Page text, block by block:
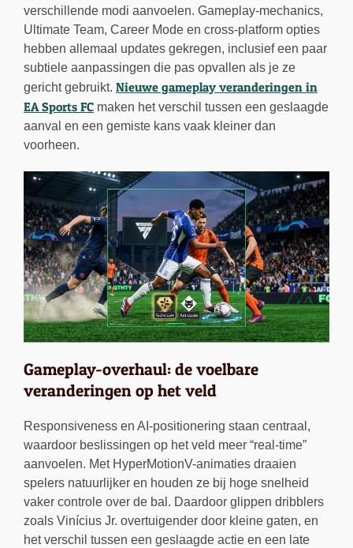
verschillende modi aanvoelen. Gameplay-mechanics,
Ultimate Team, Career Mode en cross-platform opties
hebben allemaal updates gekregen, inclusief een paar
subtiele aanpassingen die pas opvallen als je ze
gericht gebruikt. Nieuwe gameplay veranderingen in
EA Sports FC maken het verschil tussen een geslaagde
aanval en een gemiste kans vaak kleiner dan
voorheen.
Gameplay-overhaul: de voelbare
veranderingen op het veld
Responsiveness en AI-positionering staan centraal,
waardoor beslissingen op het veld meer “real-time”
aanvoelen. Met HyperMotionV-animaties draaien
spelers natuurlijker en houden ze bij hoge snelheid
vaker controle over de bal. Daardoor glippen dribblers
zoals Vinícius Jr. overtuigender door kleine gaten, en
het verschil tussen een geslaagde actie en een late